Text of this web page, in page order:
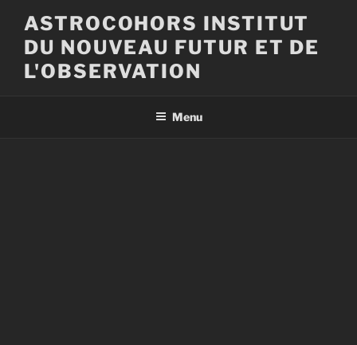
contenu
principal
ASTROCOHORS INSTITUT
DU NOUVEAU FUTUR ET DE
L'OBSERVATION
Menu